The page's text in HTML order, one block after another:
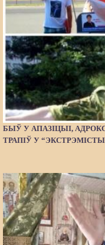
БЫЎ У АПАЗІЦЫІ,
ТРАПІЎ У